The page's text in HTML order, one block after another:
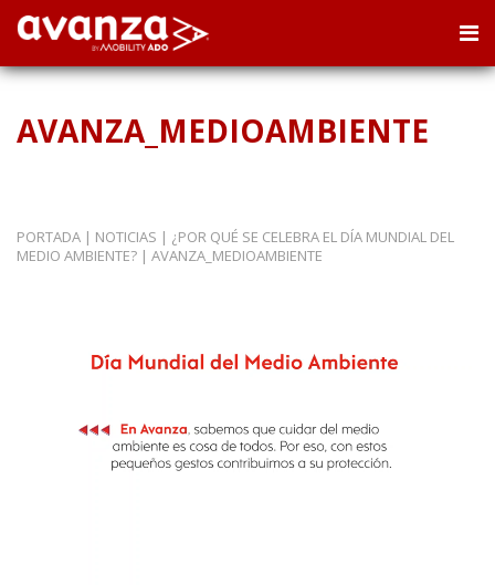
AVANZA_MEDIOAMBIENTE
PORTADA | NOTICIAS | ¿POR QUÉ SE CELEBRA EL DÍA MUNDIAL DEL
MEDIO AMBIENTE? | AVANZA_MEDIOAMBIENTE